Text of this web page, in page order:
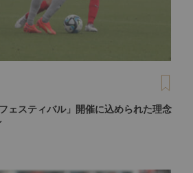
ェスティバル」開催に込められた理念